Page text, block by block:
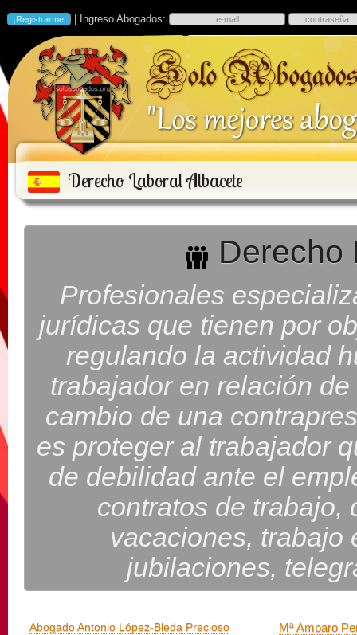
| Ingreso Abogados:
Derecho Laboral Albacete
Derecho
Profesionales
jurídicas que tienen por
regulando la actividad
trabajador en relación
cambio de una
es proteger al trabajador
de debilidad ante el
contratos de trabajo,
vacaciones, trabajo
jubilaciones,
Abogado Antonio López-Bleda Precioso
Mª Amparo